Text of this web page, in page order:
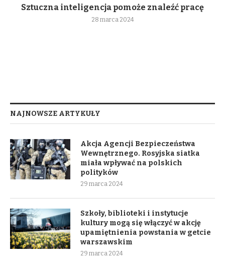
Sztuczna inteligencja pomoże znaleźć pracę
28 marca 2024
NAJNOWSZE ARTYKUŁY
Akcja Agencji Bezpieczeństwa
Wewnętrznego. Rosyjska siatka
miała wpływać na polskich
polityków
29 marca 2024
Szkoły, biblioteki i instytucje
kultury mogą się włączyć w akcję
upamiętnienia powstania w getcie
warszawskim
29 marca 2024